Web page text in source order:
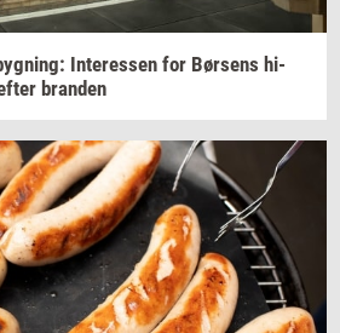
In­ter­es­sen for Bør­sens hi­
bran­den